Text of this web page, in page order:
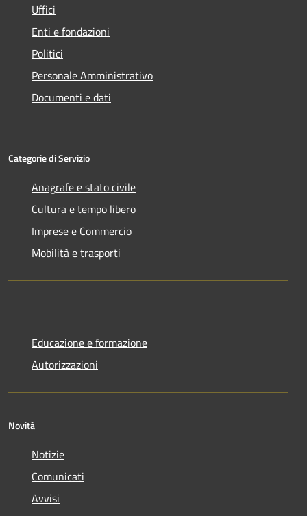
Uffici
Enti e fondazioni
Politici
Personale Amministrativo
Documenti e dati
Categorie di Servizio
Anagrafe e stato civile
Cultura e tempo libero
Imprese e Commercio
Mobilità e trasporti
Educazione e formazione
Autorizzazioni
Novità
Notizie
Comunicati
Avvisi